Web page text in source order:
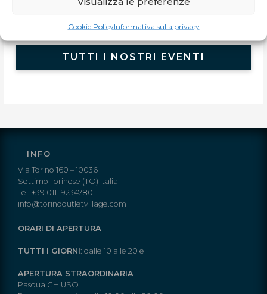
Cookie PolicyInformativa sulla privacy
TUTTI I NOSTRI EVENTI
INFO
Via Torino 160 – 10036
Settimo Torinese (TO) Italia
Tel. +39 011 19234780
info@torinooutletvillage.com
ORARI DI APERTURA
TUTTI I GIORNI: dalle 10 alle 20 e
APERTURA STRAORDINARIA
Pasqua CHIUSO